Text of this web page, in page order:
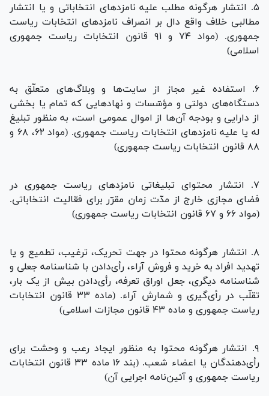
۵. انتشار هرگونه مطلب علیه نامزد‌های انتخاباتی و یا انتشار
مطالبی خلاف واقع دال بر انصراف نامزد‌های انتخابات ریاست
جمهوری. (مواد ۷۴ و ۹۱ قانون انتخابات ریاست جمهوری
اسلامی)
۶. استفاده غیر مجاز از سایت‌ها و وبلاگ‌های متعلّق به
دستگاه‌های دولتی و مؤسّسات و نهاد‌هایی که تمام یا بخشی
از دارایی و بودجه آن‌ها از اموال عمومی است، به منظور تبلیغ
له یا علیه نامزد‌های انتخابات ریاست جمهوری. (مواد ۶۲، ۶۸ و
۸۸ قانون انتخابات ریاست جمهوری)
۷. انتشار محتوای تبلیغاتی نامزد‌های ریاست جمهوری در
فضای مجازی خارج از مدّت زمان مقرّر برای فعّالیت انتخاباتی.
(مواد ۶۶ و ۶۷ قانون انتخابات ریاست جمهوری)
۸. انتشار هرگونه محتوا در جهت تحریک، ترغیب، تطمیع و یا
تهدید افراد به خرید و فروش آراء، رأی‌دادن با شناسنامه جعلی و
شناسنامه دیگری، جعل اوراق تعرفه، رأی‌دادن بیش از یک بار،
تقلّب در رأی‌گیری و شمارش آراء. (ماده ۳۳ قانون انتخابات
ریاست جمهوری و ماده ۴۳ قانون مجازات اسلامی)
۹. انتشار هرگونه محتوا به منظور ایجاد رعب و وحشت برای
رأی‌دهندگان یا اعضاء شعب. (بند ۱۶ ماده ۳۳ قانون انتخابات
ریاست جمهوری و آئین‌نامه اجرایی آن)